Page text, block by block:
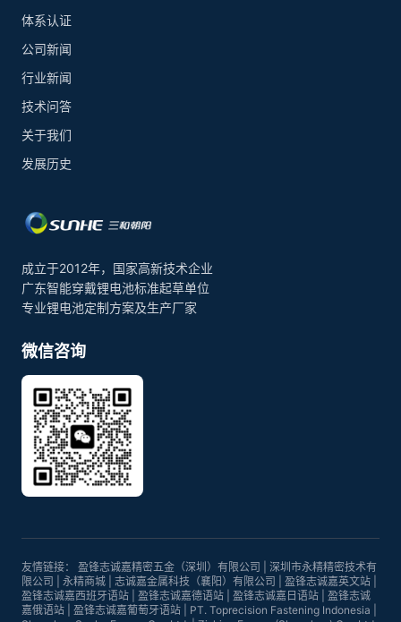
体系认证
公司新闻
行业新闻
技术问答
关于我们
发展历史
成立于2012年，国家高新技术企业
广东智能穿戴锂电池标准起草单位
专业锂电池定制方案及生产厂家
微信咨询
友情链接： 盈锋志诚嘉精密五金（深圳）有限公司
深圳市永精精密技术有
限公司
永精商城 志诚嘉金属科技（襄阳）有限公司 盈锋志诚嘉英文站
盈锋志诚嘉西班牙语站
盈锋志诚嘉德语站 盈锋志诚嘉日语站
盈锋志诚
嘉俄语站
盈锋志诚嘉葡萄牙语站 PT. Toprecision Fastening Indonesia